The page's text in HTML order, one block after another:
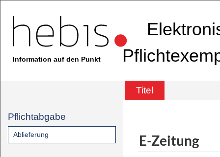
Information auf den Punkt
Titel
Pflichtabgabe
Ablieferung E-Zeitung